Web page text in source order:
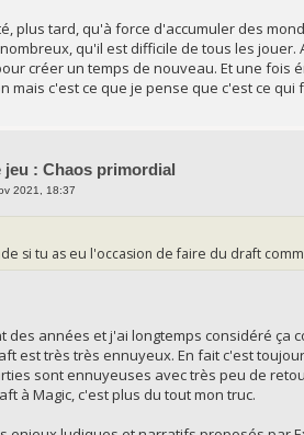
plus tard, qu'à force d'accumuler des
qu'il est difficile de tous les
créer un temps de nouveau. Et une
mais c'est ce que je pense que c'est ce
jeu : Chaos primordial
2021, 18:37
si tu as eu l'occasion de faire du draft
des années et j'ai longtemps considéré ça
est très très ennuyeux. En fait c'est
sont ennuyeuses avec très peu de
à Magic, c'est plus du tout mon truc.